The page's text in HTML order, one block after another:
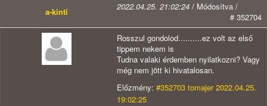
a-kinti 2022.04.25. 21:02:24 / Módosítva /
# 352704
Rosszul gondolod..........ez volt az első
tippem nekem is
Tudna valaki érdemben nyilatkozni? Vagy
még nem jött ki hivatalosan.
Előzmény: #352703 tomajer 2022.04.25.
19:02:25